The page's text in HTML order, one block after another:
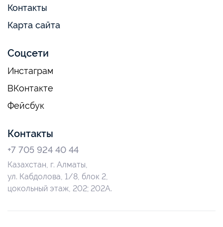
Контакты
Карта сайта
Соцсети
Инстаграм
ВКонтакте
Фейсбук
Контакты
+7 705 924 40 44
Казахстан, г. Алматы,
ул. Кабдолова, 1/8, блок 2,
цокольный этаж, 202; 202А.